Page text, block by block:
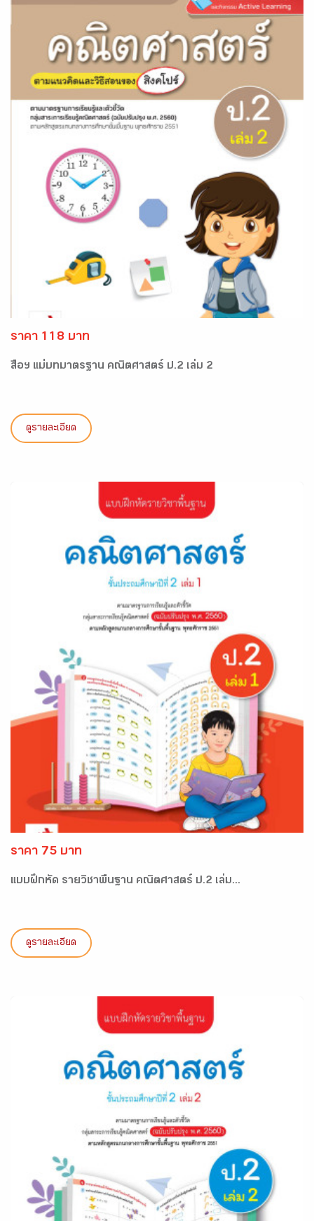
ราคา 118 บาท
สื่อฯ แม่บทมาตรฐาน คณิตศาสตร์ ป.2 เล่ม 2
ดูรายละเอียด
ราคา 75 บาท
แบบฝึกหัด รายวิชาพื้นฐาน คณิตศาสตร์ ป.2 เล่ม...
ดูรายละเอียด